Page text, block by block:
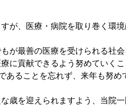
が、医療・病院を取り巻く環
が最善の医療を受けられる社
に貢献できるよう努めていく
ることを忘れず、来年も努め
歳を迎えられますよう、当院一